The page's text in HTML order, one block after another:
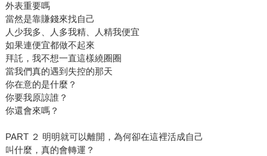
外表重要嗎
當然是靠賺錢來找自己
人少我多、人多我精、人精我便宜
如果連便宜都做不起來
拜託，我不想一直這樣繞圈圈
當我們真的遇到失控的那天
你在意的是什麼？
你要我原諒誰？
你還會來嗎？
PART ２ 明明就可以離開，為何卻在這裡活成自己
叫什麼，真的會轉運？